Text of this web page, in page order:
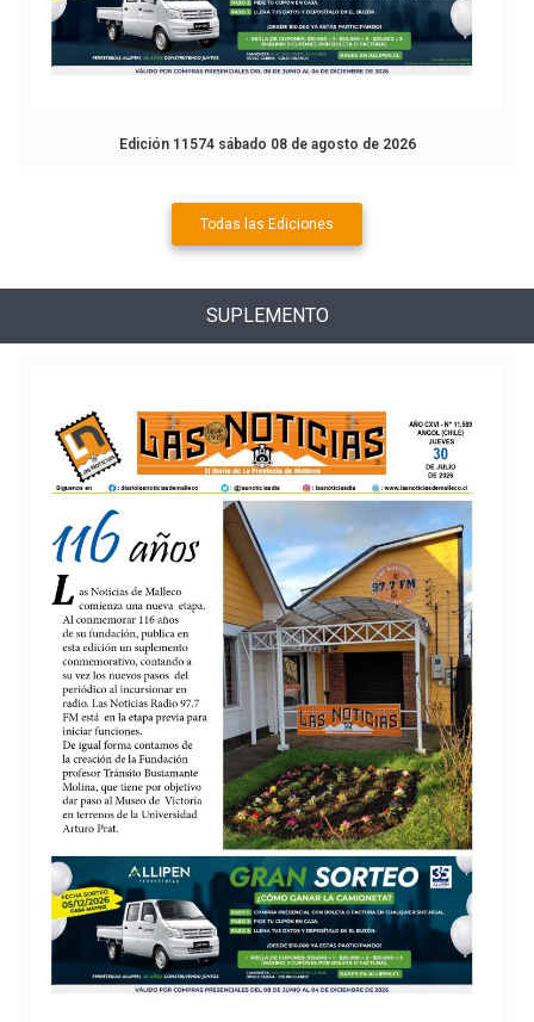
Edición 11574 sábado 08 de agosto de 2026
Todas las Ediciones
SUPLEMENTO